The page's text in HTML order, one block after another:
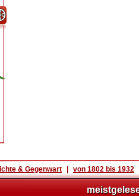
& Gegenwart von 1802 bis 1932